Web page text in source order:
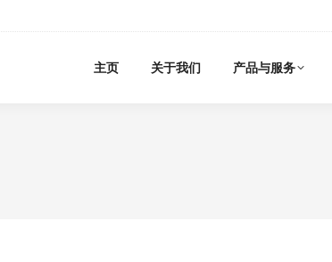
主页 关于我们 产品与服务